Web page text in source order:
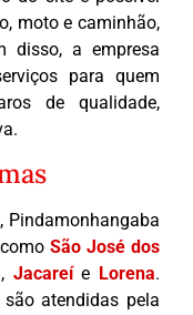
moto e caminhão,
disso, a empresa
para quem
de qualidade,
Pindamonhangaba
comoSão José dos
, Jacareíe Lorena.
atendidas pela